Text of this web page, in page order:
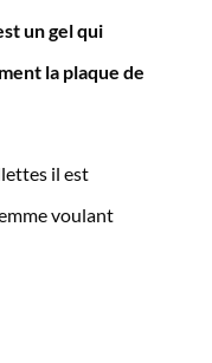
un gel qui
la plaque de
il est
voulant